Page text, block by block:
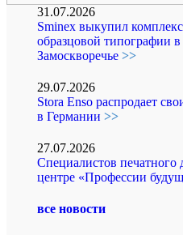
31.07.2026
Sminex выкупил
образцовой типографии в
Замоскворечье >>
29.07.2026
Stora Enso распродает
в Германии >>
27.07.2026
Специалистов печатного
центре «Профессии
все новости